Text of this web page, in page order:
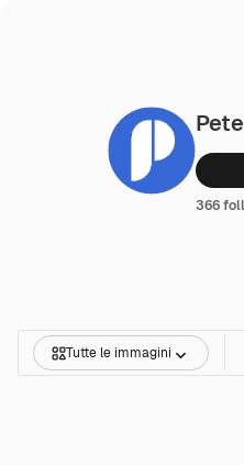
366
Tutte le immagini